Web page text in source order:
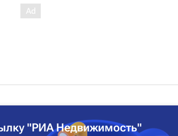
"РИА Недвижимость"